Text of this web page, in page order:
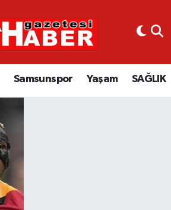
Samsunspor Yaşam SAĞLIK